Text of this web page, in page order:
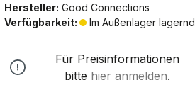
Hersteller: Good Connections
Verfügbarkeit:
Im Außenlager lagernd
Für Preisinformationen
bitte hier anmelden.